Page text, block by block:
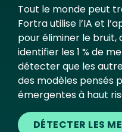
Tout le monde peut
Fortra utilise l’IA et
pour éliminer le bruit,
identifier les 1 % de
détecter que les
des modèles pensés
émergentes à haut
DÉTECTER LES